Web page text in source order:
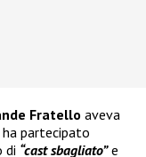
Fratello aveva
partecipato
di “cast sbagliato”e